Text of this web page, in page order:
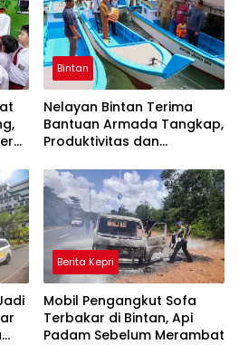
Bintan
Nelayan Bintan Terima
Bantuan Armada Tangkap,
Produktivitas dan
Naik
Berita Kepri
Mobil Pengangkut Sofa
Terbakar di Bintan, Api
Padam Sebelum Merambat